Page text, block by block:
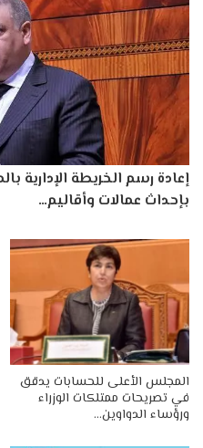
إعادة رسم الخريطة الإدارية
بإحداث عمالات وأقاليم…
المجلس الأعلى للحسابات يدقق
في تصريحات ممتلكات الوزراء
ورؤساء الدواوين…